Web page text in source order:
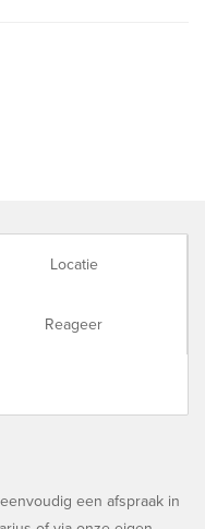
Locatie
Reageer
een afspraak in